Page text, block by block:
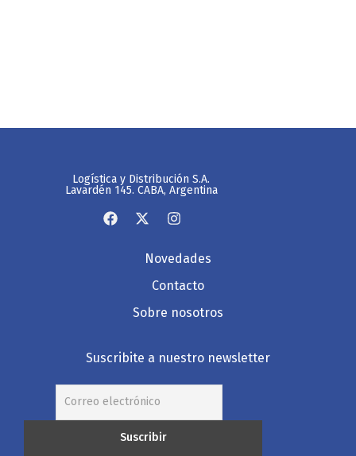
Logística y Distribución S.A.
Lavardén 145. CABA, Argentina
Novedades
Contacto
Sobre nosotros
Suscribite a nuestro newsletter